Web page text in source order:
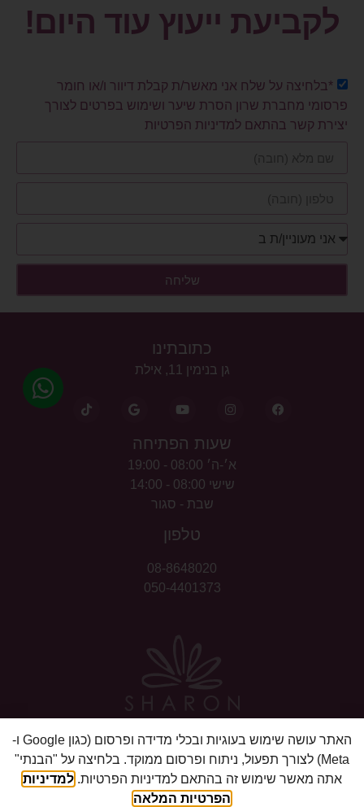
לקביעת ייעוץ עוד היום!
*בלחיצה על שלח אני מאשר/ת קבלת דיוור ו/או חומר
פרסומי מחברת שרון הסרת שיער ושימוש בפרטים לצורך
יצירת קשר בהתאם למדיניות הפרטיות
שליחה
כתובתינו
גן בנימין 11, אילת
שעות הפתיחה
א׳-ה׳ 08:00 - 19:00
שישי 08:00 - 14:00
שבת - סגור
טלפון
08-8648020
050-4401373
הצהרת נגישות
האתר עושה שימוש בעוגיות ובכלי מדידה ופרסום (כגון Google ו-
Meta) לצורך תפעול, ניתוח ופרסום ממוקד. בלחיצה על "הבנתי"
אתה מאשר שימוש זה בהתאם למדיניות הפרטיות.למדיניות
הפרטיות המלאה